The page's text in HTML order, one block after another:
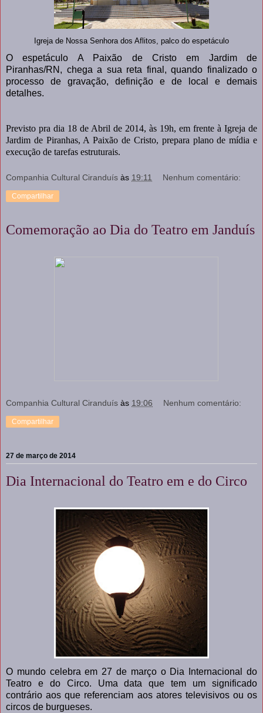
Igreja de Nossa Senhora dos Aflitos, palco do espetáculo
O espetáculo A Paixão de Cristo em Jardim de
Piranhas/RN, chega a sua reta final, quando finalizado o
processo de gravação, definição e de local e demais
detalhes.
Previsto pra dia 18 de Abril de 2014, às 19h, em frente à Igreja de
Jardim de Piranhas, A Paixão de Cristo, prepara plano de mídia e
execução de tarefas estruturais.
Companhia Cultural Ciranduís às 19:11 Nenhum comentário:
Compartilhar
Comemoração ao Dia do Teatro em Janduís
Companhia Cultural Ciranduís às 19:06 Nenhum comentário:
Compartilhar
27 de março de 2014
Dia Internacional do Teatro em e do Circo
O mundo celebra em 27 de março o Dia Internacional do
Teatro e do Circo. Uma data que tem um significado
contrário aos que referenciam aos atores televisivos ou os
circos de burgueses.